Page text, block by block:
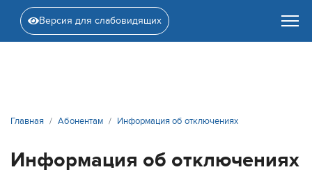
Версия для слабовидящих
Главная Абонентам Информация об отключениях
Информация об отключениях